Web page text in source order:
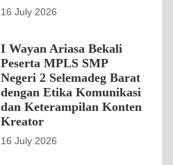
16 July 2026
I Wayan Ariasa Bekali
Peserta MPLS SMP
Negeri 2 Selemadeg Barat
dengan Etika Komunikasi
dan Keterampilan Konten
Kreator
16 July 2026